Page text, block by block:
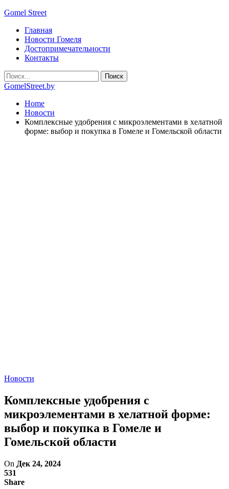
Gomel Street
Главная
Новости Гомеля
Достопримечательности
Контакты
GomelStreet.by
Home
Новости
Комплексные удобрения с микроэлементами в хелатной
форме: выбор и покупка в Гомеле и Гомельской области
Новости
Комплексные удобрения с
микроэлементами в хелатной форме:
выбор и покупка в Гомеле и
Гомельской области
On Дек 24, 2024
531
Share